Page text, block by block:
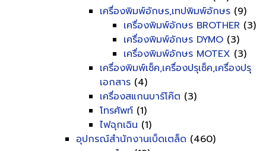
เครื่องพิมพ์อักษร,เทปพิมพ์อักษร (9)
เครื่องพิมพ์อักษร BROTHER (3)
เครื่องพิมพ์อักษร DYMO (3)
เครื่องพิมพ์อักษร MOTEX (3)
เครื่องพิมพ์เช็ค,เครื่องปรุเช็ค,เครื่องปรุ
เอกสาร (4)
เครื่องสแกนบาร์โค๊ต (3)
โทรศัพท์ (1)
ไฟฉุกเฉิน (1)
อุปกรณ์สำนักงานเบ็ดเตล็ด (460)